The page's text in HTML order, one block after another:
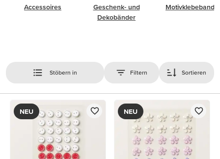
Accessoires
Geschenk- und
Dekobänder
Motivklebeband
Stöbern in Filtern Sortieren
NEU NEU